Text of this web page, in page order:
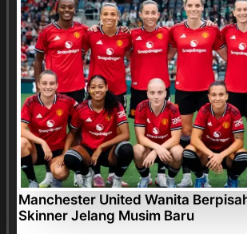
Manchester United Wanita
Skinner Jelang Musim Baru